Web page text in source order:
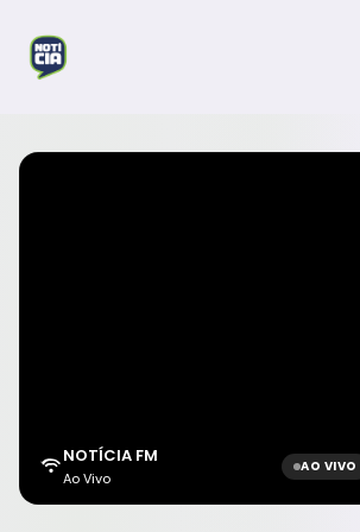
NOTÍCIA FM
Ao Vivo
AO VIVO